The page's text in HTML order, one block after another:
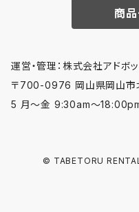
商
運営・管理：株式会社アドボ
〒700-0976 岡山県岡山
5 月〜金 9:30am〜
© TABETORU RENTAL